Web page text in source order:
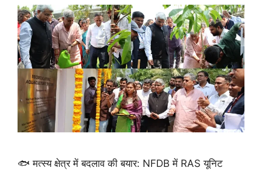
🐟 मत्स्य क्षेत्र में बदलाव की बयार: NFDB में RAS यूनिट